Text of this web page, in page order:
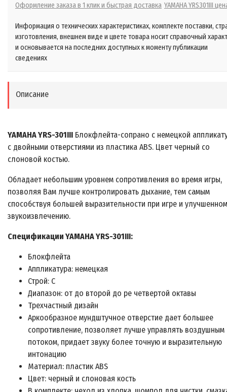
Оформление заказа в 1 клик и быстрая доставка YAMAHA YRS301III
Информация о технических характеристиках, комплекте поставки,
изготовления, внешнем виде и цвете товара носит справочный
и основывается на последних доступных к моменту публикации
сведениях
Описание
YAMAHA YRS-301III Блокфлейта-сопрано с немецкой
с двойными отверстиями из пластика ABS. Цвет черный со
слоновой костью.
Обладает небольшим уровнем сопротивления во время игры,
позволяя Вам лучше контролировать дыхание, тем самым
способствуя большей выразительности при игре и
звукоизвлечению.
Спецификации YAMAHA YRS-301III:
Блокфлейта
Аппликатура: немецкая
Строй: C
Диапазон: от до второй до ре четвертой октавы
Трехчастный дизайн
Аркообразное мундштучное отверстие дает большее
сопротивление, позволяет лучше управлять воздушным
потоком, придает звуку более точную и выразительную
интонацию
Материал: пластик ABS
Цвет: черный и слоновая кость